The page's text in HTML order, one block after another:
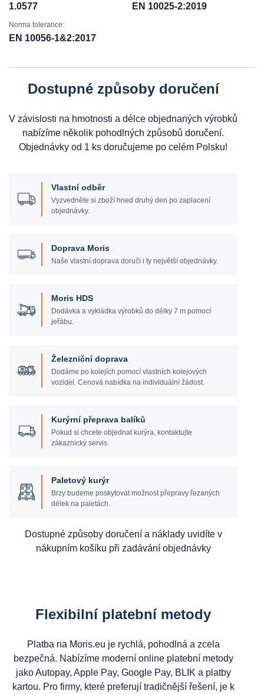
1.0577 EN 10025-2:2019
Norma tolerance:
EN 10056-1&2:2017
Dostupné způsoby doručení
V závislosti na hmotnosti a délce objednaných výrobků
nabízíme několik pohodlných způsobů doručení.
Objednávky od 1 ks doručujeme po celém Polsku!
Vlastní odběr
Vyzvedněte si zboží hned druhý den po zaplacení
objednávky.
Doprava Moris
Naše vlastní doprava doručí i ty největší objednávky.
Moris HDS
Dodávka a vykládka výrobků do délky 7 m pomocí
jeřábu.
Železniční doprava
Dodáme po kolejích pomocí vlastních kolejových
vozidel. Cenová nabídka na individuální žádost.
Kurýrní přeprava balíků
Pokud si chcete objednat kurýra, kontaktujte
zákaznický servis.
Paletový kurýr
Brzy budeme poskytovat možnost přepravy řezaných
délek na paletách.
Dostupné způsoby doručení a náklady uvidíte v
nákupním košíku při zadávání objednávky
Flexibilní platební metody
Platba na Moris.eu je rychlá, pohodlná a zcela
bezpečná. Nabízíme moderní online platební metody
jako Autopay, Apple Pay, Google Pay, BLIK a platby
kartou. Pro firmy, které preferují tradičnější řešení, je k